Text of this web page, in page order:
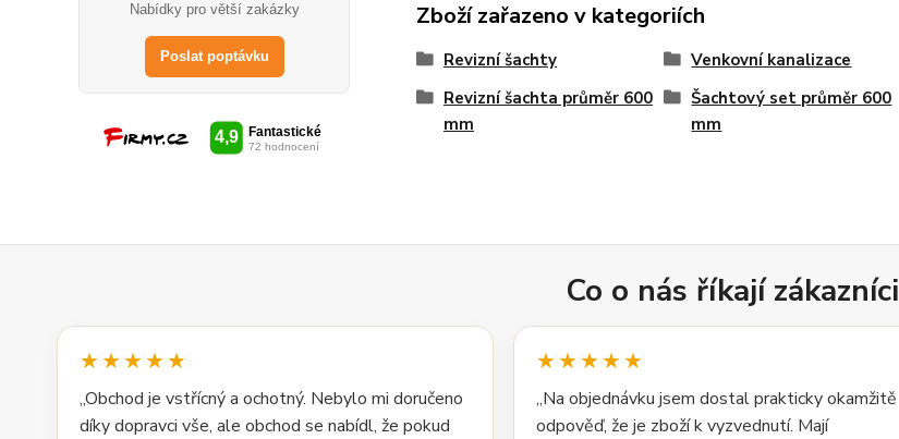
Nabídky pro větší zakázky
Poslat poptávku
Zboží zařazeno v kategoriích
Revizní šachty Venkovní kanalizace
Revizní šachta průměr 600
mm
Šachtový set průměr 600
mm
Co o nás říkají zákazníci
★★★★★
„Obchod je vstřícný a ochotný. Nebylo mi doručeno
díky dopravci vše, ale obchod se nabídl, že pokud
★★★★★
„Na objednávku jsem dostal prakticky okamžitě
odpověď, že je zboží k vyzvednutí. Mají